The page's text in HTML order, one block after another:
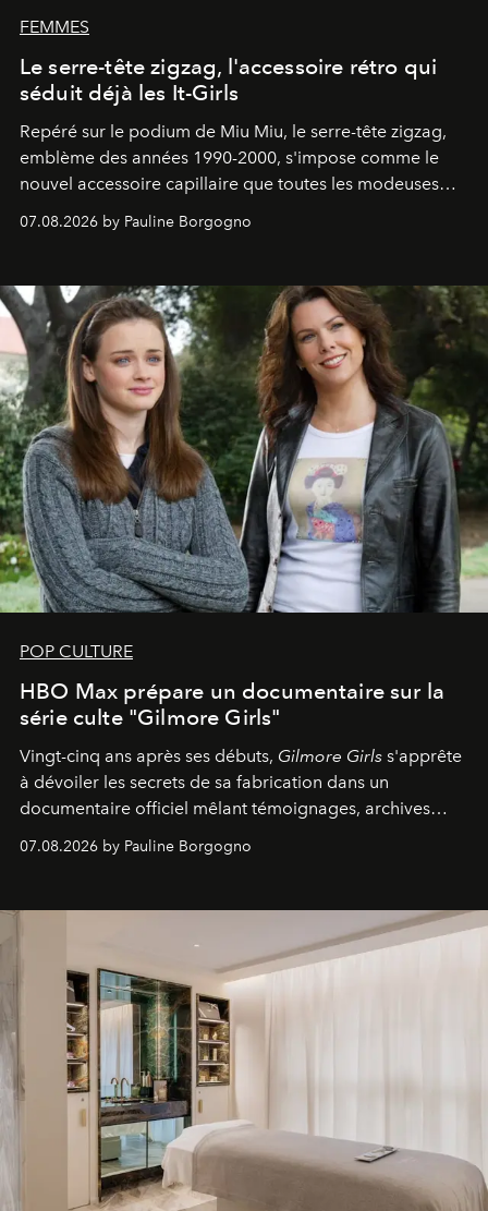
FEMMES
Le serre-tête zigzag, l'accessoire rétro qui
séduit déjà les It-Girls
Repéré sur le podium de Miu Miu, le serre-tête zigzag,
emblème des années 1990-2000, s'impose comme le
nouvel accessoire capillaire que toutes les modeuses
s'arrachent déjà.
07.08.2026 by Pauline Borgogno
POP CULTURE
HBO Max prépare un documentaire sur la
série culte "Gilmore Girls"
Vingt-cinq ans après ses débuts, Gilmore Girls s'apprête
à dévoiler les secrets de sa fabrication dans un
documentaire officiel mêlant témoignages, archives
inédites et plongée dans les coulisses d'un phénomène
générationnel.
07.08.2026 by Pauline Borgogno